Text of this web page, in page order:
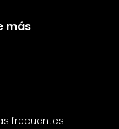
más
frecuentes